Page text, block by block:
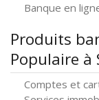
Banque en
Produits
Populaire à
Comptes et